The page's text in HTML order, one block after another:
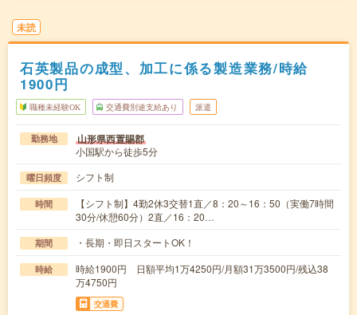
未読
石英製品の成型、加工に係る製造業務/時給
1900円
職種未経験OK 交通費別途支給あり 派遣
勤務地 山形県西置賜郡
小国駅から徒歩5分
曜日頻度 シフト制
時間
【シフト制】4勤2休3交替1直／8：20～16：50（実働7時間
30分/休憩60分）2直／16：20…
期間 ・長期・即日スタートOK！
時給
時給1900円 日額平均1万4250円/月額31万3500円/残込38
万4750円
交通費